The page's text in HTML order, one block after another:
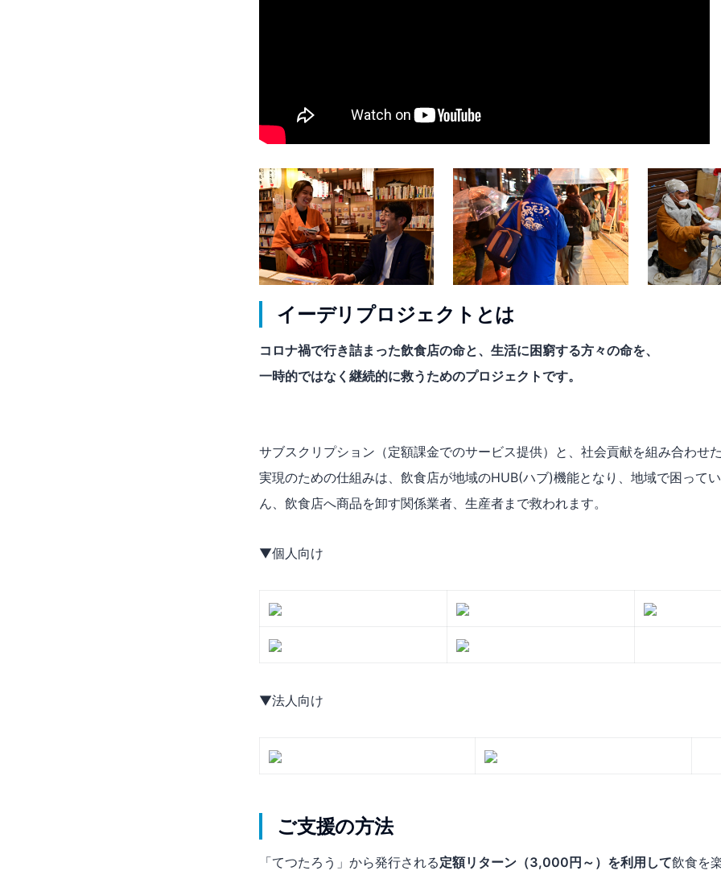
イーデリプロジェクトとは
コロナ禍で行き詰まった飲食店の命と、生活に困窮する方々の命を、
一時的ではなく継続的に救うためのプロジェクトです。
サブスクリプション（定額課金でのサービス提供）と、社会貢献を組み合わせ
実現のための仕組みは、飲食店が地域のHUB(ハブ)機能となり、地域で困って
ん、飲食店へ商品を卸す関係業者、生産者まで救われます。
▼個人向け
▼法人向け
ご支援の方法
「てつたろう」から発行される定額リターン（3,000円～）を利用して飲食を